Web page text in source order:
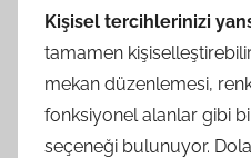
Kişisel tercihlerinizi
tamamen
mekan düzenlemesi,
fonksiyonel alanlar gibi
seçeneği bulunuyor.